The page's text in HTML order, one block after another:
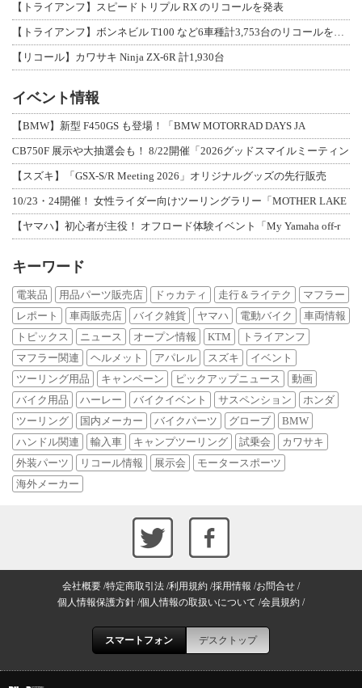
【トライアンフ】スピードトリプル RX のリコールを発表
【トライアンフ】ボンネビル T100 など6車種計3,753台のリコールを発表
【リコール】カワサキ Ninja ZX-6R 計1,930台
イベント情報
【BMW】新型 F450GS も登場！「BMW MOTORRAD DAYS JA
CB750F 展示や大抽選会も！ 8/22開催「2026グッドスマイルミーティン
【スズキ】「GSX-S/R Meeting 2026」オリジナルグッズの先行販売
10/23・24開催！ 女性ライダー向けツーリングラリー「MOTHER LAKE
【ヤマハ】初心者が主役！ オフロード体験イベント「My Yamaha off-r
キーワード
電装品 用品パーツ販売店 ドゥカティ 走行＆ライテク
マフラー
レポート
車両販売店 バイク雑貨 ヤマハ 電動バイク
車両情報
トピックス
ニュース オープン情報 KTM
トライアンフ
マフラー関連
ヘルメット アパレル スズキ
イベント
ツーリング用品
キャンペーン ピックアップニュース
動画
バイク用品
ハーレー バイクイベント サスペンション
ホンダ
ツーリング
国内メーカー バイクパーツ グローブ
BMW
ハンドル関連
輸入車 キャンプツーリング 試乗会
カワサキ
外装パーツ
リコール情報 展示会
モータースポーツ
海外メーカー
会社概要 特定商取引法 利用規約 採用情報 お問合せ
個人情報保護方針 個人情報の取扱いについて 会員規約
スマートフォン デスクトップ